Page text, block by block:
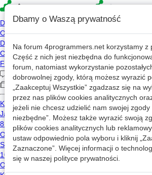
4p » Forum
Społeczność
Incidunt est tenetur veniam maiores ut
4 0
urszula.pawlak293 2026-08-01 11:39
Dbamy o Waszą prywatność
Na forum 4programmers.net korzystamy z
Część z nich jest niezbędna do
forum, natomiast wykorzystanie
dobrowolnej zgody, którą możesz wyrazić
„Zaakceptuj Wszystkie” zgadzasz się na
przez nas plików cookies analitycznych
jeżeli nie chcesz udzielić nam swojej zgody
niezbędne”. Możesz także wyrazić swoją
plików cookies analitycznych lub
ustaw odpowiednio pola wyboru i kliknij
Zaznaczone”. Więcej informacji o
się w naszej polityce prywatności.